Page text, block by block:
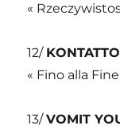
«
12/ KONTATTO
« Fino alla Fine
13/VOMIT